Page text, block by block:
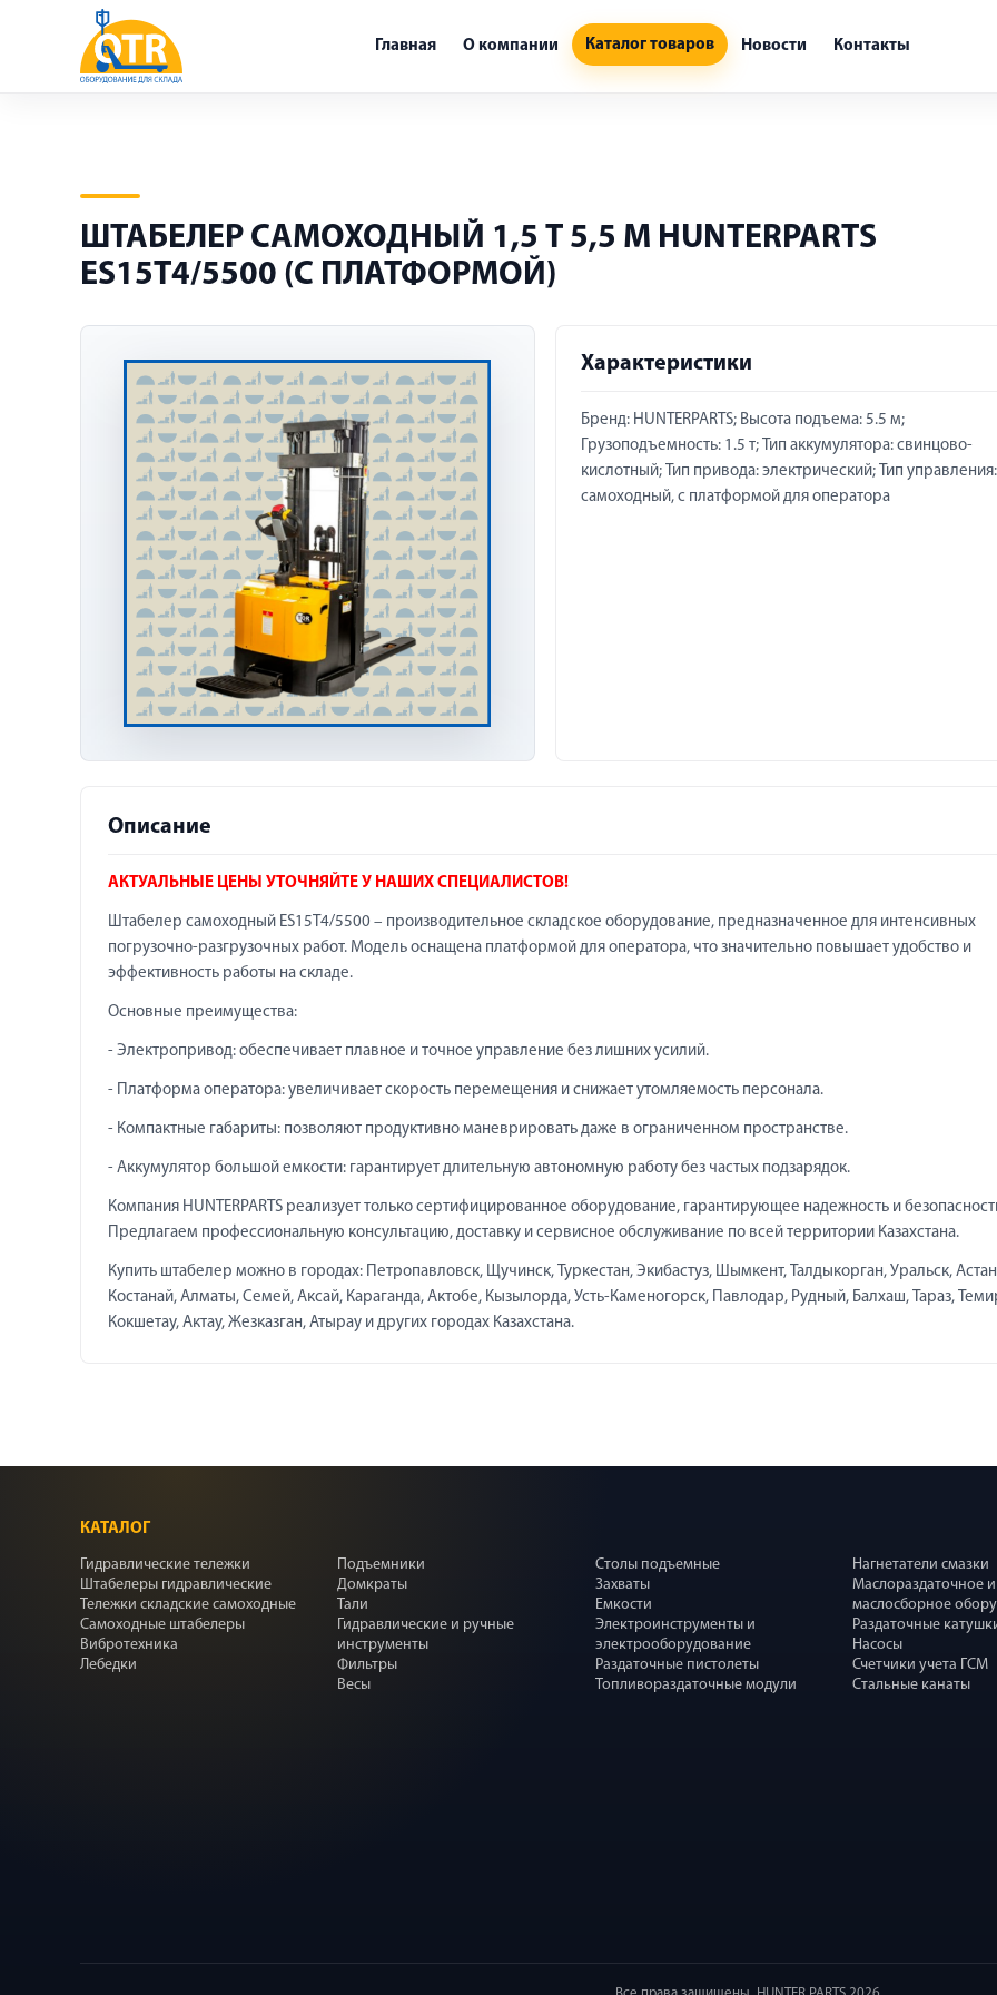
Главная О компании Каталог товаров Новости Контакты
ШТАБЕЛЕР САМОХОДНЫЙ 1,5 Т 5,5 М HUNTERPARTS
ES15T4/5500 (С ПЛАТФОРМОЙ)
Характеристики
Бренд: HUNTERPARTS; Высота подъема: 5.5 м;
Грузоподъемность: 1.5 т; Тип аккумулятора: свинцово-
кислотный; Тип привода: электрический; Тип управления:
самоходный, с платформой для оператора
Описание
АКТУАЛЬНЫЕ ЦЕНЫ УТОЧНЯЙТЕ У НАШИХ СПЕЦИАЛИСТОВ!
Штабелер самоходный ES15T4/5500 – производительное складское оборудование, предназначенное для интенсивных
погрузочно-разгрузочных работ. Модель оснащена платформой для оператора, что значительно повышает удобство и
эффективность работы на складе.
Основные преимущества:
- Электропривод: обеспечивает плавное и точное управление без лишних усилий.
- Платформа оператора: увеличивает скорость перемещения и снижает утомляемость персонала.
- Компактные габариты: позволяют продуктивно маневрировать даже в ограниченном пространстве.
- Аккумулятор большой емкости: гарантирует длительную автономную работу без частых подзарядок.
Компания HUNTERPARTS реализует только сертифицированное оборудование, гарантирующее надежность и
Предлагаем профессиональную консультацию, доставку и сервисное обслуживание по всей территории Казахстана.
Купить штабелер можно в городах: Петропавловск, Щучинск, Туркестан, Экибастуз, Шымкент, Талдыкорган, Уральск,
Костанай, Алматы, Семей, Аксай, Караганда, Актобе, Кызылорда, Усть-Каменогорск, Павлодар, Рудный, Балхаш, Тараз,
Кокшетау, Актау, Жезказган, Атырау и других городах Казахстана.
КАТАЛОГ
Гидравлические тележки
Штабелеры гидравлические
Тележки складские самоходные
Самоходные штабелеры
Вибротехника
Лебедки
Подъемники
Домкраты
Тали
Гидравлические и ручные
инструменты
Фильтры
Весы
Столы подъемные
Захваты
Емкости
Электроинструменты и
электрооборудование
Раздаточные пистолеты
Топливораздаточные модули
Нагнетатели смазки
Маслораздаточное и
маслосборное
Раздаточные
Насосы
Счетчики учета ГСМ
Стальные канаты